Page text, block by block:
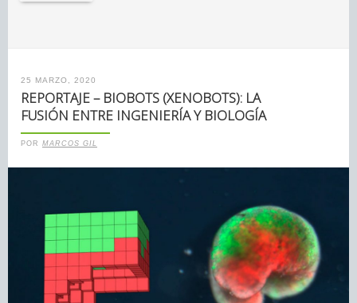
25 MARZO, 2020
REPORTAJE – BIOBOTS (XENOBOTS): LA
FUSIÓN ENTRE INGENIERÍA Y BIOLOGÍA
POR MARCOS GIL